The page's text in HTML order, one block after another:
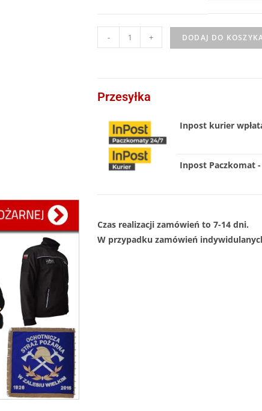
- + DODAJ DO
Przesyłka
Inpost kurier
Inpost Paczkomat -
Czas realizacji zamówień to 7-14 dni.
W przypadku zamówień